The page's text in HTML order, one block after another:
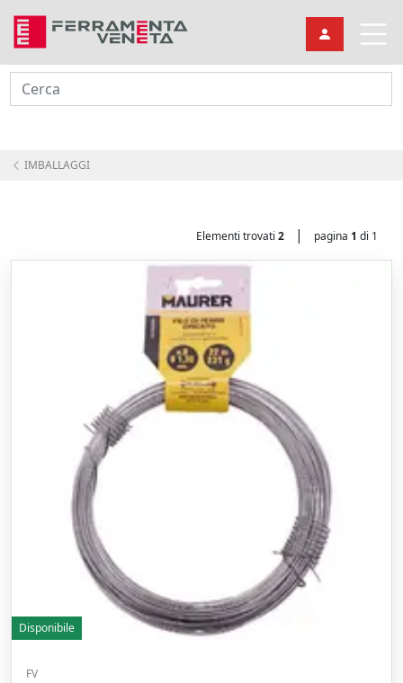
Cerca
IMBALLAGGI
Elementi trovati 2 | pagina 1 di 1
Disponibile
FV